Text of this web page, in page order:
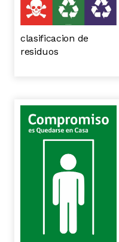
clasificacion de
residuos